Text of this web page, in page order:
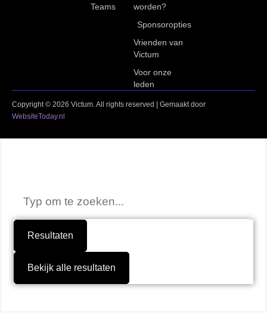
Teams
worden?
Sponsoropties
Vrienden van
Victum
Voor onze
leden
Copyright © 2026 Victum. All rights reserved | Gemaakt door
WebsiteToday.nl
Resultaten
Bekijk alle resultaten